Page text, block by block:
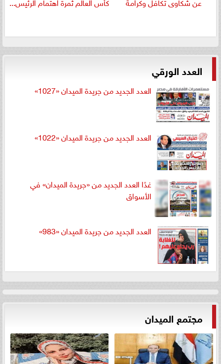
العدد الورقي
العدد الجديد من جريدة الميدان «1027»
العدد الجديد من جريدة الميدان «1022»
غدًا العدد الجديد من «جريدة الميدان» في
الأسواق
العدد الجديد من جريدة الميدان «983»
مجتمع الميدان